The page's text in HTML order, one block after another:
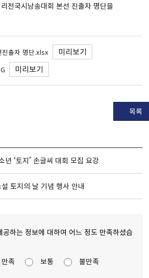
전국시낭송대회 본선 진출자 명단을
진출자 명단.xlsx 미리보기
미리보기
목록
년 ‘토지’ 손글씨 대회 모집 요강
토지의 날 기념 행사 안내
공하는 정보에 대하여 어느 정도 만족하셨습
만족 보통
불만족